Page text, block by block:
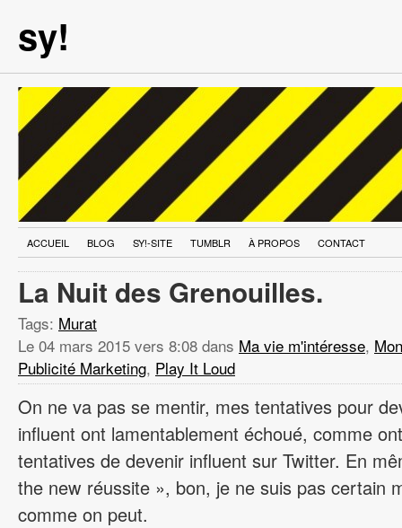
sy!
ACCUEIL BLOG SY!-SITE TUMBLR À PROPOS CONTACT
La Nuit des Grenouilles.
Tags: Murat
Le 04 mars 2015 vers 8:08 dans Ma vie m'intéresse,
Publicité Marketing, Play It Loud
On ne va pas se mentir, mes tentatives pour
influent ont lamentablement échoué, comme
tentatives de devenir influent sur Twitter. En
the new réussite », bon, je ne suis pas certain
comme on peut.